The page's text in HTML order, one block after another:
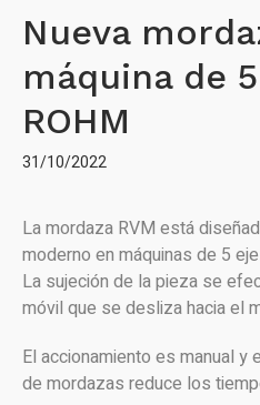
Nueva
máquina de
ROHM
31/10/2022
La mordaza RVM está
moderno en máquinas de 5
La sujeción de la pieza se
móvil que se desliza hacia el
El accionamiento es manual
de mordazas reduce los